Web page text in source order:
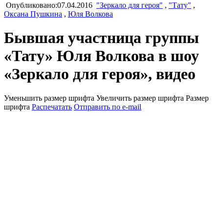
Опубликовано:07.04.2016 "Зеркало для героя" , "Тату" ,
Оксана Пушкина , Юля Волкова
Бывшая участница группы
«Тату» Юля Волкова в шоу
«Зеркало для героя», видео
Уменьшить размер шрифта Увеличить размер шрифта Размер
шрифта Распечатать Отправить по e-mail